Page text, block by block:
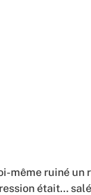
même ruiné
était…